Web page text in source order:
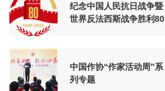
纪念中国人民抗日战争暨
世界反法西斯战争胜利80
中国作协“作家活动周”系
列专题